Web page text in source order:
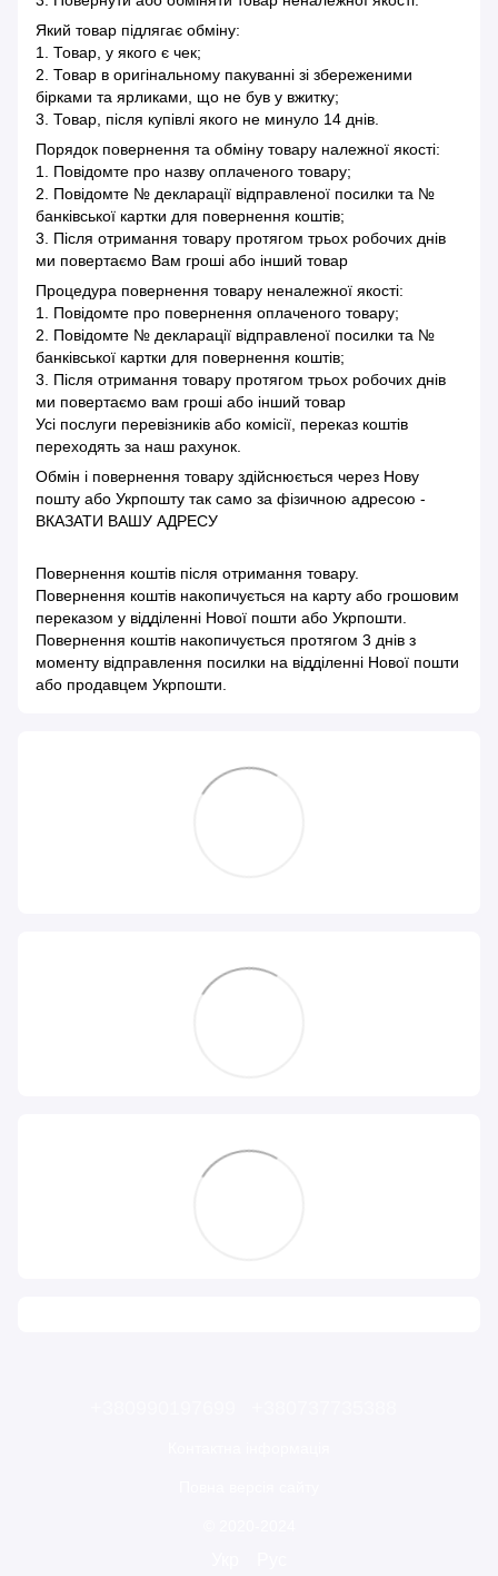
Який товар підлягає обміну:
1. Товар, у якого є чек;
2. Товар в оригінальному пакуванні зі збереженими
бірками та ярликами, що не був у вжитку;
3. Товар, після купівлі якого не минуло 14 днів.
Порядок повернення та обміну товару належної якості:
1. Повідомте про назву оплаченого товару;
2. Повідомте № декларації відправленої посилки та №
банківської картки для повернення коштів;
3. Після отримання товару протягом трьох робочих днів
ми повертаємо Вам гроші або інший товар
Процедура повернення товару неналежної якості:
1. Повідомте про повернення оплаченого товару;
2. Повідомте № декларації відправленої посилки та №
банківської картки для повернення коштів;
3. Після отримання товару протягом трьох робочих днів
ми повертаємо вам гроші або інший товар
Усі послуги перевізників або комісії, переказ коштів
переходять за наш рахунок.
Обмін і повернення товару здійснюється через Нову
пошту або Укрпошту так само за фізичною адресою -
ВКАЗАТИ ВАШУ АДРЕСУ
Повернення коштів після отримання товару.
Повернення коштів накопичується на карту або грошовим
переказом у відділенні Нової пошти або Укрпошти.
Повернення коштів накопичується протягом 3 днів з
моменту відправлення посилки на відділенні Нової пошти
або продавцем Укрпошти.